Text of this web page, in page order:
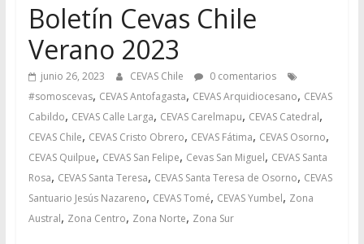
Boletín Cevas Chile
Verano 2023
junio 26, 2023 CEVAS Chile
0 comentarios
#somoscevas, CEVAS Antofagasta, CEVAS Arquidiocesano, CEVAS
Cabildo, CEVAS Calle Larga, CEVAS Carelmapu, CEVAS Catedral,
CEVAS Chile, CEVAS Cristo Obrero, CEVAS Fátima, CEVAS Osorno,
CEVAS Quilpue, CEVAS San Felipe, Cevas San Miguel, CEVAS Santa
Rosa, CEVAS Santa Teresa, CEVAS Santa Teresa de Osorno, CEVAS
Santuario Jesús Nazareno, CEVAS Tomé, CEVAS Yumbel, Zona
Austral, Zona Centro, Zona Norte, Zona Sur